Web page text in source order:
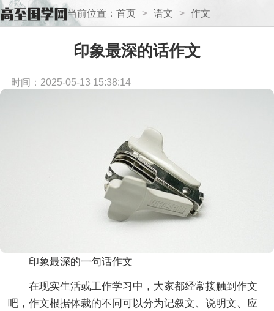
当前位置： 首页 > 语文 > 作文
印象最深的话作文
时间：2025-05-13 15:38:14
印象最深的一句话作文
在现实生活或工作学习中，大家都经常接触到作文
吧，作文根据体裁的不同可以分为记叙文、说明文、应